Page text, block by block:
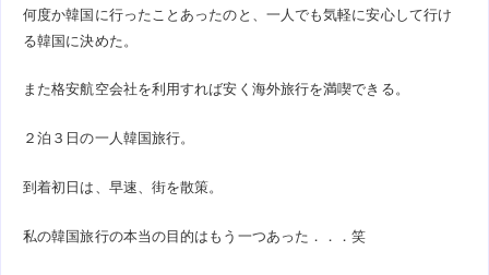
何度か韓国に行ったことあったのと、一人でも気軽に安心して行け
る韓国に決めた。
また格安航空会社を利用すれば安く海外旅行を満喫できる。
２泊３日の一人韓国旅行。
到着初日は、早速、街を散策。
私の韓国旅行の本当の目的はもう一つあった．．．笑